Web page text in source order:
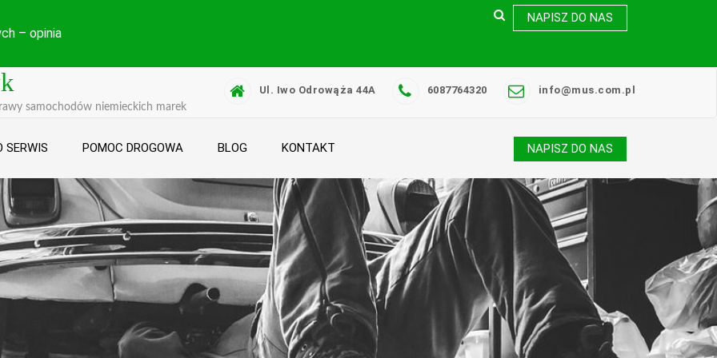
– opinia
NAPISZ DO NAS
samochodów niemieckich marek
Ul. Iwo Odrowąża 44A 6087764320 info@mus.com.pl
SERWIS POMOC DROGOWA BLOG KONTAKT NAPISZ DO NAS